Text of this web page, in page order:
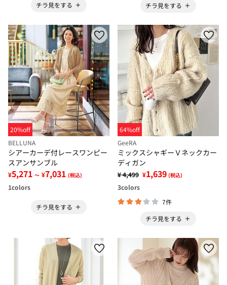
チラ見をする
チラ見をする
20%off
BELLUNA
シアーカーデ付レースワンピー
スアンサンブル
¥5,271 ～ ¥7,031 (税込)
1colors
チラ見をする
64%off
GeeRA
ミックスシャギーＶネックカー
ディガン
¥ 4,499 ¥1,639 (税込)
3colors
7件
チラ見をする